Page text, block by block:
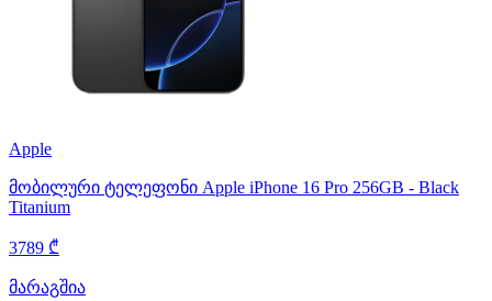
Apple
მობილური ტელეფონი Apple iPhone 16 Pro 256GB - Black
Titanium
3789 ₾
მარაგშია